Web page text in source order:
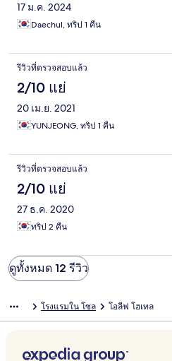
17 ม.ค. 2024
Daechul, ทริป 1 คืน
รีวิวที่ตรวจสอบแล้ว
2/10 แย่
20 เม.ย. 2021
YUNJEONG, ทริป 1 คืน
รีวิวที่ตรวจสอบแล้ว
2/10 แย่
27 ธ.ค. 2020
ทริป 2 คืน
ดูทั้งหมด 12 รีวิว
โรงแรมใน โซล โอลีฟ โฮเทล